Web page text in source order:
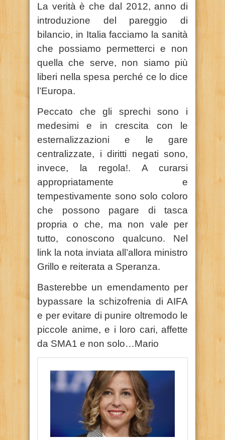
La verità è che dal 2012, anno di
introduzione del pareggio di
bilancio, in Italia facciamo la sanità
che possiamo permetterci e non
quella che serve, non siamo più
liberi nella spesa perché ce lo dice
l’Europa.
Peccato che gli sprechi sono i
medesimi e in crescita con le
esternalizzazioni e le gare
centralizzate, i diritti negati sono,
invece, la regola!. A curarsi
appropriatamente e
tempestivamente sono solo coloro
che possono pagare di tasca
propria o che, ma non vale per
tutto, conoscono qualcuno. Nel
link la nota inviata all’allora ministro
Grillo e reiterata a Speranza.
Basterebbe un emendamento per
bypassare la schizofrenia di AIFA
e per evitare di punire oltremodo le
piccole anime, e i loro cari, affette
da SMA1 e non solo…Mario